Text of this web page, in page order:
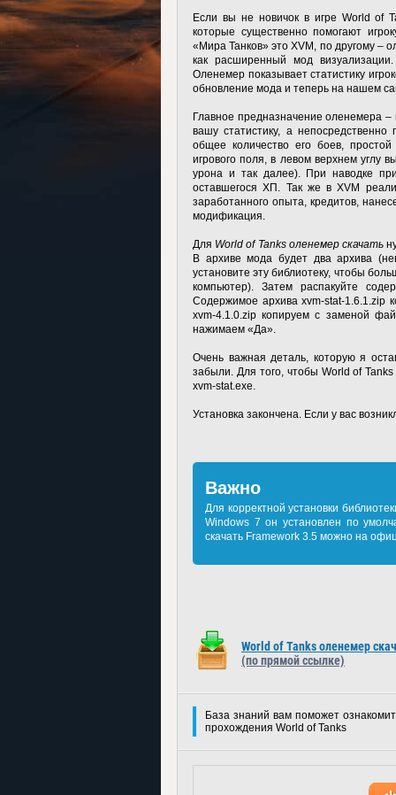
Если вы не новичок в игре World of
которые существенно помогают
«Мира Танков» это XVM, по другому –
как расширенный мод
Оленемер показывает статистику
обновление мода и теперь на нашем
Главное предназначение оленемера
вашу статистику, а непосредственно
общее количество его боев,
игрового поля, в левом верхнем углу
урона и так далее). При наводке
оставшегося ХП. Так же в XVM
заработанного опыта, кредитов,
модификация.
Для World of Tanks оленемер скачать
В архиве мода будет два архива
установите эту библиотеку, чтобы
компьютер). Затем распакуйте
Содержимое архива xvm-stat-1.6.1.zip
xvm-4.1.0.zip копируем с заменой
нажимаем «Да».
Очень важная деталь, которую я
забыли. Для того, чтобы World of
xvm-stat.exe.
Установка закончена. Если у вас
Важно
Для корректной установки
Windows 7 он установлен по
скачать Framework 3.5 можно на
World of Tanks оленемер
(по прямой ссылке)
База знаний вам поможет
прохождения World of Tanks